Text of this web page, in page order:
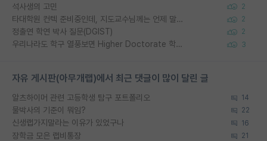
석사생의 고민 2
타대학원 컨텍 준비중인데, 지도교수님께는 언제 말씀드려야 할까요? 2
정출연 학연 박사 질문(DGIST) 2
우리나라도 학구 열풍보면 Higher Doctorate 학위가 필요하다고 봅니다. 3
자유 게시판(아무개랩)에서 최근 댓글이 많이 달린 글
알츠하이머 관련 고등학생 탐구 포트폴리오 14
물박사의 기준이 뭐임? 22
신생랩가지말라는 이유가 있었구나 16
장학금 모은 랩비통장 21